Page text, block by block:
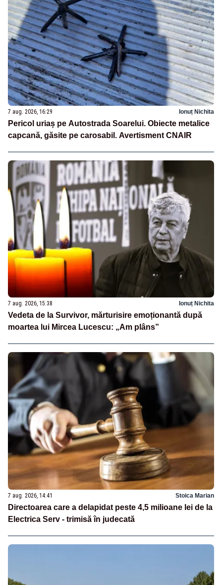
7 aug. 2026, 16:29 Ionuț Nichita
Pericol uriaș pe Autostrada Soarelui. Obiecte metalice
capcană, găsite pe carosabil. Avertisment CNAIR
7 aug. 2026, 15:38 Ionuț Nichita
Vedeta de la Survivor, mărturisire emoționantă după
moartea lui Mircea Lucescu: „Am plâns”
7 aug. 2026, 14:41 Stoica Marian
Directoarea care a delapidat peste 4,5 milioane lei de la
Electrica Serv - trimisă în judecată